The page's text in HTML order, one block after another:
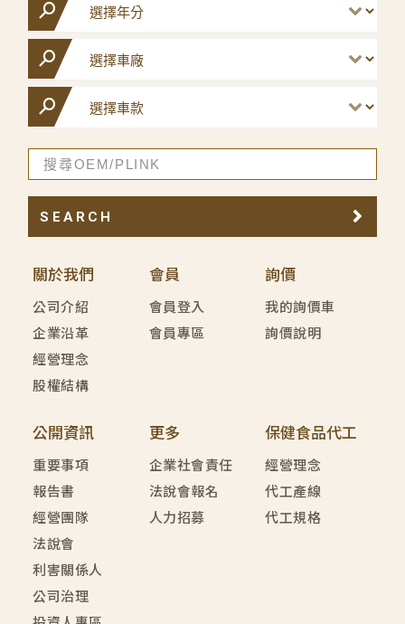
關於我們
公司介紹
企業沿革
經營理念
股權結構
會員
會員登入
會員專區
詢價
我的詢價車
詢價說明
公開資訊
重要事項
報告書
經營團隊
法說會
利害關係人
公司治理
更多
企業社會責任
法說會報名
人力招募
保健食品代工
經營理念
代工產線
代工規格
SEARCH